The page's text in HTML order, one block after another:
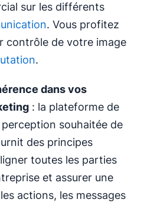
sur les différents
. Vous profitez
contrôle de votre image
.
dans vos
: la plateforme de
souhaitée de
des principes
toutes les parties
et assurer une
actions, les messages